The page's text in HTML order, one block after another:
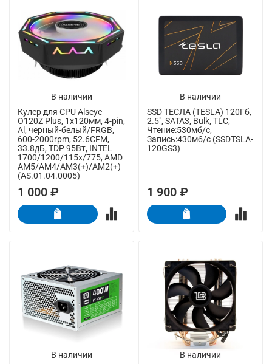
В наличии
Кулер для CPU Alseye
O120Z Plus, 1х120мм, 4-pin,
Al, черный-белый/FRGB,
600-2000rpm, 52.6CFM,
33.8дБ, TDP 95Вт, INTEL
1700/1200/115x/775, AMD
AM5/AM4/AM3(+)/AM2(+)
(AS.01.04.0005)
1 000 ₽
В наличии
SSD ТЕСЛА (TESLA) 120Гб,
2.5", SATA3, Bulk, TLC,
Чтение:530мб/с,
Запись:430мб/с (SSDTSLA-
120GS3)
1 900 ₽
В наличии
В наличии